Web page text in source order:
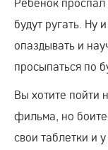
будут ругать. Ну
опаздывать и
просыпаться по
Вы хотите пойти
фильма, но
свои таблетки и